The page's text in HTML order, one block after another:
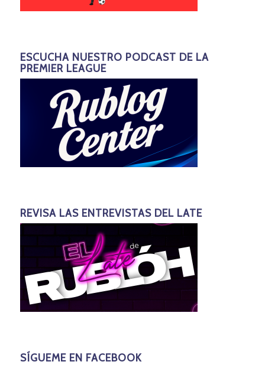
ESCUCHA NUESTRO PODCAST DE LA
PREMIER LEAGUE
REVISA LAS ENTREVISTAS DEL LATE
SÍGUEME EN FACEBOOK